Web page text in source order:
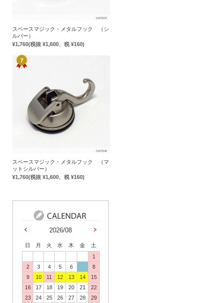
スペースマジック・メタルフック （シ
ルバー）
¥1,760(税抜 ¥1,600、税 ¥160)
スペースマジック・メタルフック （マ
ットシルバー）
¥1,760(税抜 ¥1,600、税 ¥160)
2026/08
日 月 火 水 木 金
土
1
2
3 4 5 6 7
8
9
10 11 12 13 14
15
16
17 18 19 20 21
22
23
24 25 26 27 28
29